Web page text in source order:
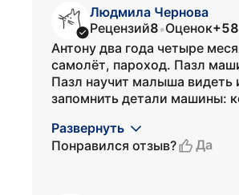
Людмила Чернова
Рецензий8•Оценок+58
Антону два года четыре
самолёт, пароход. Пазл
Пазл научит малыша видеть
запомнить детали машины:
Развернуть
Понравился отзыв?
Да